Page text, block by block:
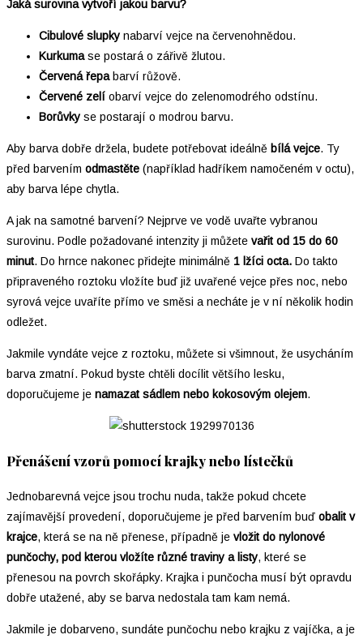
Jaká surovina vytvoří jakou barvu?
Cibulové slupky nabarví vejce na červenohnědou.
Kurkumase postará o zářivě žlutou.
Červená řepabarví růžově.
Červené zelí obarví vejce do zelenomodrého odstínu.
Borůvky se postarají o modrou barvu.
Aby barva dobře držela, budete potřebovat ideálně bílá vejce. Ty
před barvením odmastěte (například hadříkem namočeném v octu),
aby barva lépe chytla.
A jak na samotné barvení? Nejprve ve vodě uvařte vybranou
surovinu. Podle požadované intenzity ji můžete vařit od 15 do 60
minut. Do hrnce nakonec přidejte minimálně 1 lžíci octa. Do takto
připraveného roztoku vložíte buď již uvařené vejce přes noc, nebo
syrová vejce uvaříte přímo ve směsi a necháte je v ní několik hodin
odležet.
Jakmile vyndáte vejce z roztoku, můžete si všimnout, že usycháním
barva zmatní. Pokud byste chtěli docílit většího lesku,
doporučujeme je namazat sádlem nebo kokosovým olejem.
Přenášení vzorů pomocí krajky nebo lístečků
Jednobarevná vejce jsou trochu nuda, takže pokud chcete
zajímavější provedení, doporučujeme je před barvením buď obalit v
krajce, která se na ně přenese, případně je vložit do nylonové
punčochy, pod kterou vložíte různé traviny a listy, které se
přenesou na povrch skořápky. Krajka i punčocha musí být opravdu
dobře utažené, aby se barva nedostala tam kam nemá.
Jakmile je dobarveno, sundáte punčochu nebo krajku z vajíčka, a je